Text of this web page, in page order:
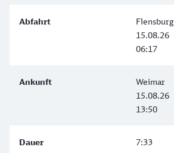
Flensburg
15.08.26
06:17
Weimar
15.08.26
13:50
7:33